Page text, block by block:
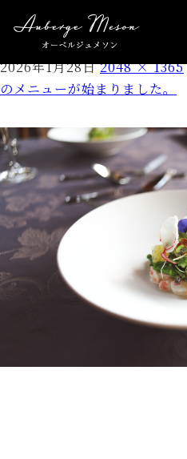
IMG_8712
2026年1月28日 2048 × 1365
のメニューが始まりました。